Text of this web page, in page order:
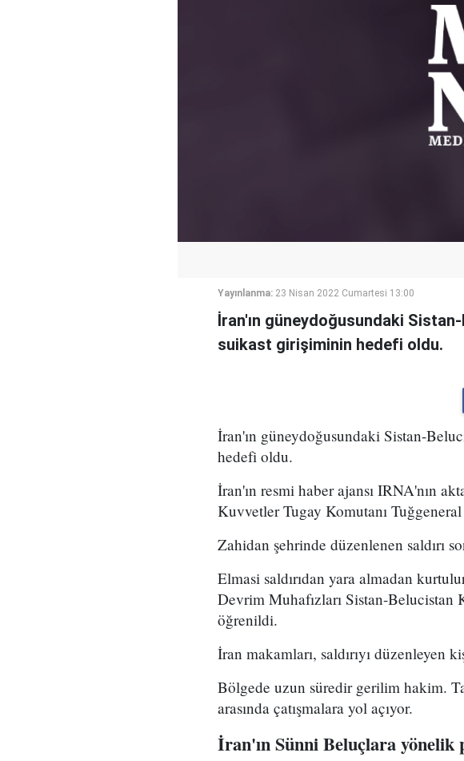
Yayınlanma: 23 Nisan 2022 Cumartesi 13:00
İran'ın güneydoğusundaki
suikast girişiminin hedefi oldu.
İran'ın güneydoğusundaki Sistan-
hedefi oldu.
İran'ın resmi haber ajansı IRNA'nın
Kuvvetler Tugay Komutanı
Zahidan şehrinde düzenlenen saldırı
Elmasi saldırıdan yara almadan
Devrim Muhafızları Sistan-
öğrenildi.
İran makamları, saldırıyı düzenleyen
Bölgede uzun süredir gerilim hakim.
arasında çatışmalara yol açıyor.
İran'ın Sünni Beluçlara yönelik